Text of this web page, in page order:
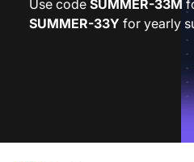
Use code SUMMER-33M
SUMMER-33Y for yearly